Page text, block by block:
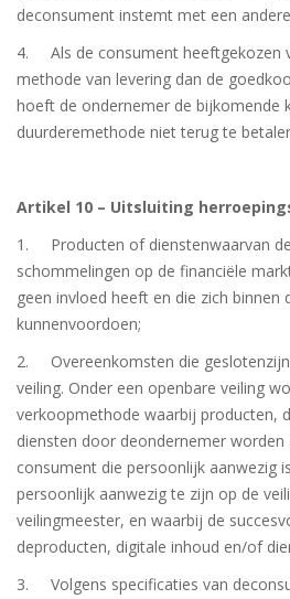
deconsument instemt met een
4. Als de consument heeftgekozen
methode van levering dan de
hoeft de ondernemer de bijkomende
duurderemethode niet terug te
Artikel 10 – Uitsluiting
1. Producten of dienstenwaarvan
schommelingen op de financiële
geen invloed heeft en die zich binnen
kunnenvoordoen;
2. Overeenkomsten die
veiling. Onder een openbare veiling
verkoopmethode waarbij producten,
diensten door deondernemer worden
consument die persoonlijk aanwezig
persoonlijk aanwezig te zijn op de
veilingmeester, en waarbij de
deproducten, digitale inhoud en/of
3. Volgens specificaties van